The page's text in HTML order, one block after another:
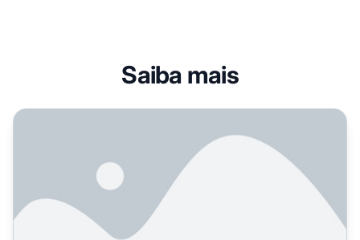
Saiba mais
Criadores do YouTube: Seu conteúdo em vídeo está